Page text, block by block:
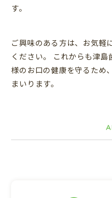
す。
ご興味のある方は、お気軽
ください。 これからも津
様のお口の健康を守るため
まいります。